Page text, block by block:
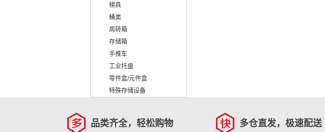
梯具
桶类
周转箱
存储箱
手推车
工业托盘
零件盒/元件盒
特殊存储设备
品类齐全，轻松购物 多仓直发，极速配送